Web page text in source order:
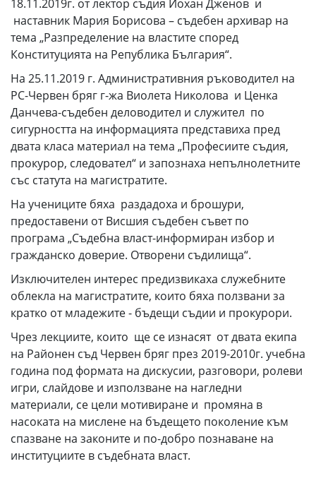
18.11.2019г. от лектор съдия Йохан Дженов и
наставник Мария Борисова – съдебен архивар на
тема „Разпределение на властите според
Конституцията на Република България“.
На 25.11.2019 г. Административния ръководител на
РС-Червен бряг г-жа Виолета Николова и Ценка
Данчева-съдебен деловодител и служител по
сигурността на информацията представиха пред
двата класа материал на тема „Професиите съдия,
прокурор, следовател“ и запознаха непълнолетните
със статута на магистратите.
На учениците бяха раздадоха и брошури,
предоставени от Висшия съдебен съвет по
програма „Съдебна власт-информиран избор и
гражданско доверие. Отворени съдилища“.
Изключителен интерес предизвикаха служебните
облекла на магистратите, които бяха ползвани за
кратко от младежите - бъдещи съдии и прокурори.
Чрез лекциите, които ще се изнасят от двата екипа
на Районен съд Червен бряг през 2019-2010г. учебна
година под формата на дискусии, разговори, ролеви
игри, слайдове и използване на нагледни
материали, се цели мотивиране и промяна в
насоката на мислене на бъдещето поколение към
спазване на законите и по-добро познаване на
институциите в съдебната власт.